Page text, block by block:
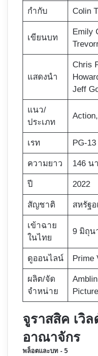
กำกับ Colin
เขียนบท
Emily
แสดงนำ
Chris
Jeff
แนว/
ประเภท
เรท PG-13
ความยาว 146 น
ปี 2022
สัญชาติ สหรัฐอ
เข้าฉาย
ในไทย
9 มิถุน
ดูออนไลน์ Prime
ผลิต/จัด
จำหน่าย
จูราสสิค เวิ
อาณาจักร
พล็อตและบท - 5